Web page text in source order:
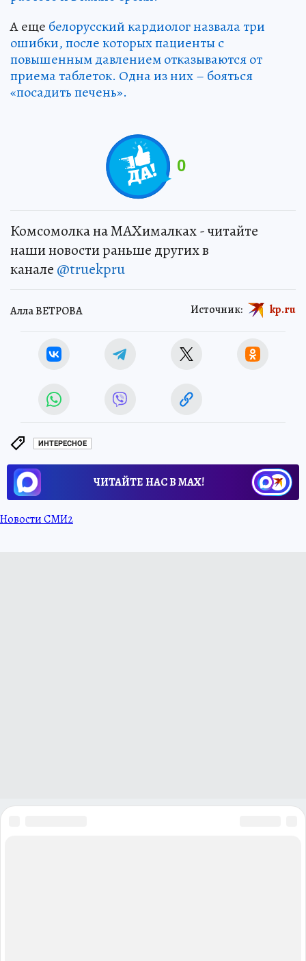
А еще белорусский кардиолог назвала три
ошибки, после которых пациенты с
повышенным давлением отказываются от
приема таблеток. Одна из них – бояться
«посадить печень».
0
Комсомолка на MAXималках - читайте
наши новости раньше других в
канале @truekpru
Алла ВЕТРОВА Источник: kp.ru
ИНТЕРЕСНОЕ
ЧИТАЙТЕ НАС В МАХ!
Новости СМИ2